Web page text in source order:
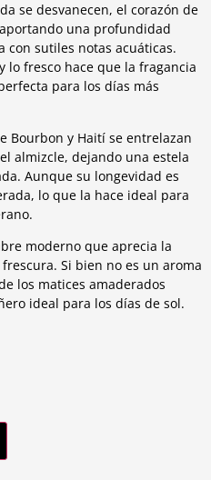
se desvanecen, el corazón de
una profundidad
con sutiles notas acuáticas.
fresco hace que la fragancia
para los días más
Bourbon y Haití se entrelazan
almizcle, dejando una estela
Aunque su longevidad es
lo que la hace ideal para
moderno que aprecia la
Si bien no es un aroma
los matices amaderados
ideal para los días de sol.